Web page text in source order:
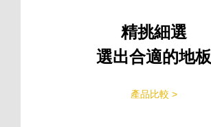
精挑細選
選出合適的地板
產品比較 >